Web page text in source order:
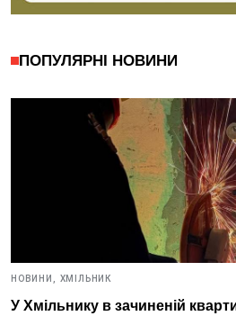
ПОПУЛЯРНІ НОВИНИ
НОВИНИ, ХМІЛЬНИК
У Хмільнику в зачиненій